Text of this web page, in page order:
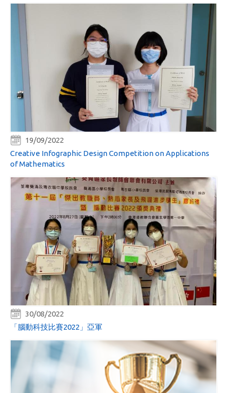
19/09/2022
Creative Infographic Design Competition on Applications
of Mathematics
30/08/2022
「腦動科技比賽2022」亞軍